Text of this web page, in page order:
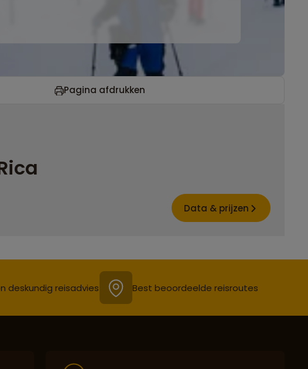
Pagina afdrukken
Data & prijzen
deskundig reisadvies Best beoordeelde reisroutes